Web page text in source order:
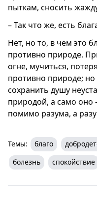
пыткам, сносить
– Так что же, есть
Нет, но то, в чем это
противно природе.
огне, мучиться,
противно природе; но
сохранить душу
природой, а само оно
помимо разума, а
Темы: благо
болезнь
спокойствие